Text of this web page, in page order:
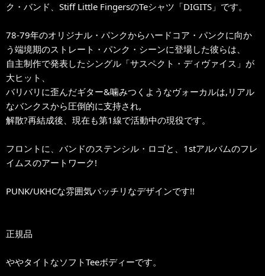
ク・バンド、Stiff Little FingersのTeシャツ「DIGITS」です。
78-79年のオリジナル・パンクからハードコア・パンクに向か
う端境期のストレート・パンク・シーンに登場した彼らは、
自主制作で発表したシングル「サスペクト・ディヴァイス」が
大ヒット、
バリバリに歪んだギター&噛みつくようなヴォーカルは,リアル
なバンクスから圧倒的に支持され,
解散?再結成後、現在も第1線で活動中の現役です。
フロントに、バンドのステンシル・ロゴと、1stアルバムのフレ
イムスのアートワーク!
PUNK/UKHCな雰囲気バッチリなデザインです!!
正規品
ややタイトなソフトTeeボディーです。